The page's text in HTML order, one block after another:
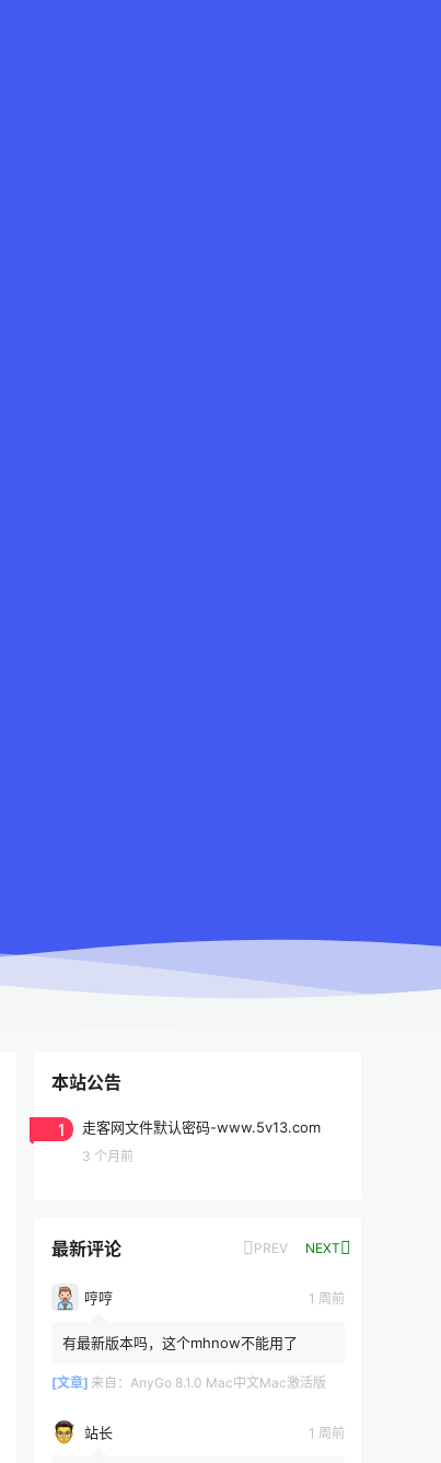
本站公告
1 走客网文件默认密码-www.5v13.com
3 个月前
最新评论 PREV NEXT
哼哼 1 周前
有最新版本吗，这个mhnow不能用了
[文章] 来自： AnyGo 8.1.0 Mac中文Mac激活版
站长 1 周前